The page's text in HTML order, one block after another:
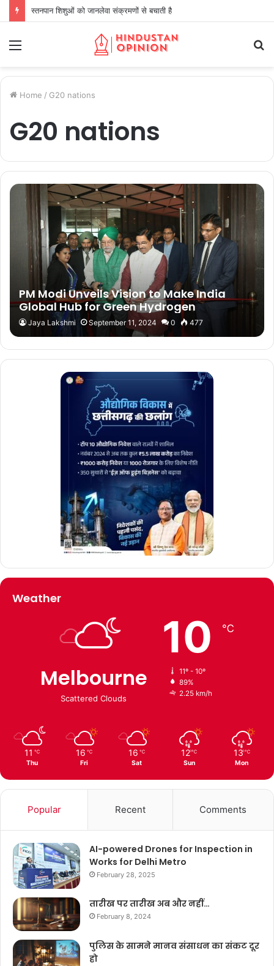
स्तनपान शिशुओं को जानलेवा संक्रमणों से बचाती है
Home / G20 nations
G20 nations
PM Modi Unveils Vision to Make India
Global Hub for Green Hydrogen
Jaya Lakshmi September 11, 2024 0 477
Weather
Melbourne
Scattered Clouds
10 ℃
11º - 10º
89%
2.25 km/h
11 ℃
Thu
16 ℃
Fri
16 ℃
Sat
12 ℃
Sun
13 ℃
Mon
Popular Recent Comments
AI-powered Drones for Inspection in
Works for Delhi Metro
February 28, 2025
तारीख पर तारीख अब और नहीं…
February 8, 2024
पुलिस के सामने मानव संसाधन का संकट दूर
हो